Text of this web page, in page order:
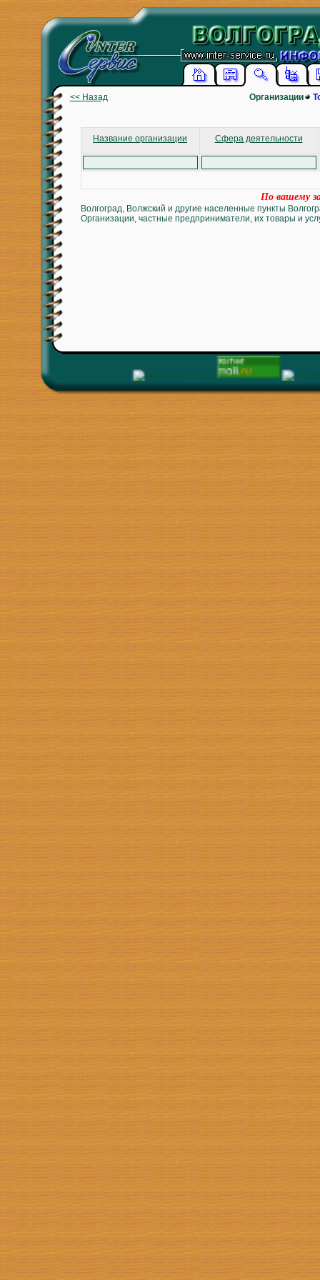
<< Назад Организации
Название организации Сфера деятельности
По вашему
Волгоград, Волжский и другие населенные пункты
Организации, частные предприниматели, их товары и